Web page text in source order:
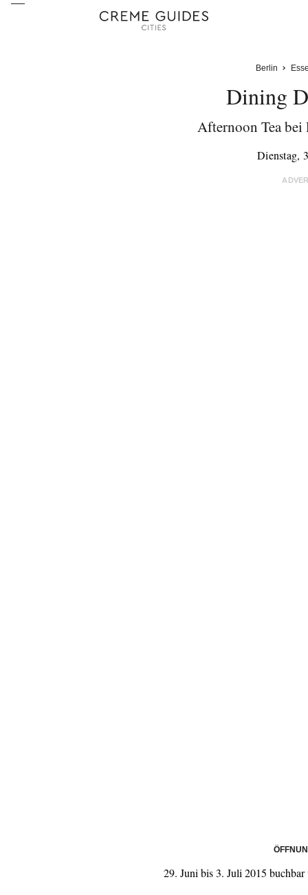
Berlin
Dining
Afternoon Tea bei
Dienstag,
29. Juni bis 3. Juli 2015